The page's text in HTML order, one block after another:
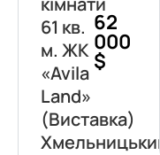
61 кв.
м. ЖК
«Avila
Land»
(Виставка)
Хмельницький
62
000
$